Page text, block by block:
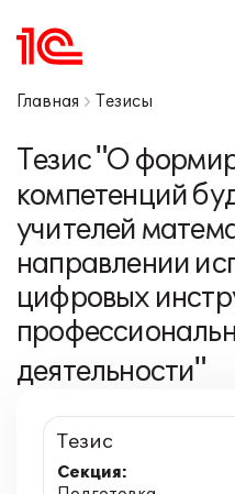
Главная Тезисы
Тезис "О
компетенций
учителей
направлении
цифровых
деятельности"
Тезис
Секция: